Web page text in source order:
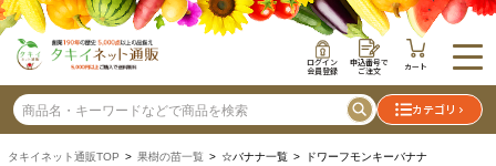
ログイン
会員登録
申込番号で
ご注文 カート
カテゴリ
タキイネット通販TOP > 果樹の苗一覧 > ☆バナナ一覧 > ドワーフモンキーバナナ